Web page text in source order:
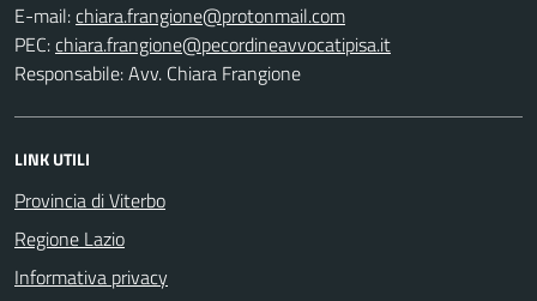
E-mail:
PEC:
Responsabile: Avv. Chiara Frangione
LINK UTILI
Provincia di Viterbo
Regione Lazio
Informativa privacy